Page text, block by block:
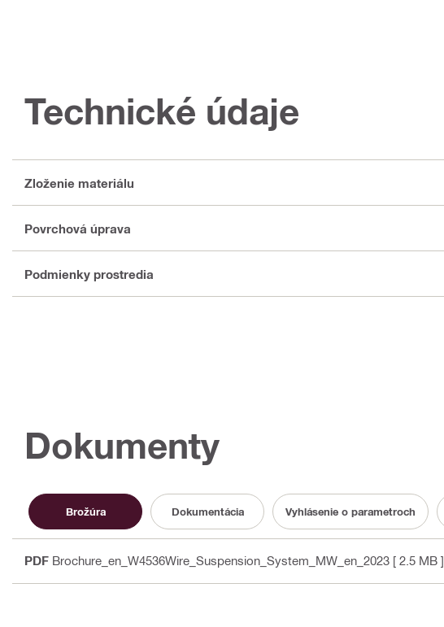
Technické údaje
Zloženie materiálu
Povrchová úprava
Podmienky prostredia
Dokumenty
Brožúra Dokumentácia Vyhlásenie o parametroch
PDF Brochure_en_W4536Wire_Suspension_System_MW_en_2023 [ 2.5 MB ]